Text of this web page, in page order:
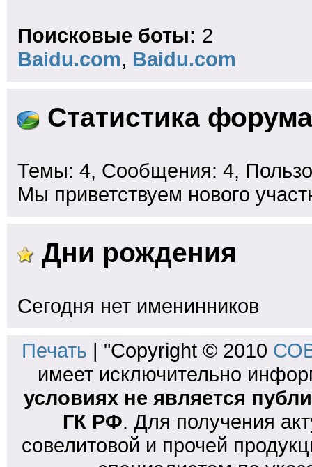
Поисковые боты: 2
Baidu.com, Baidu.com
Статистика форума
Темы: 4, Сообщения: 4,
Мы приветствуем нового
Дни рождения
Сегодня нет именинников
Печать | "Copyright © 2010
имеет исключительно
условиях не является
ГК РФ. Для получения
совелитовой и прочей